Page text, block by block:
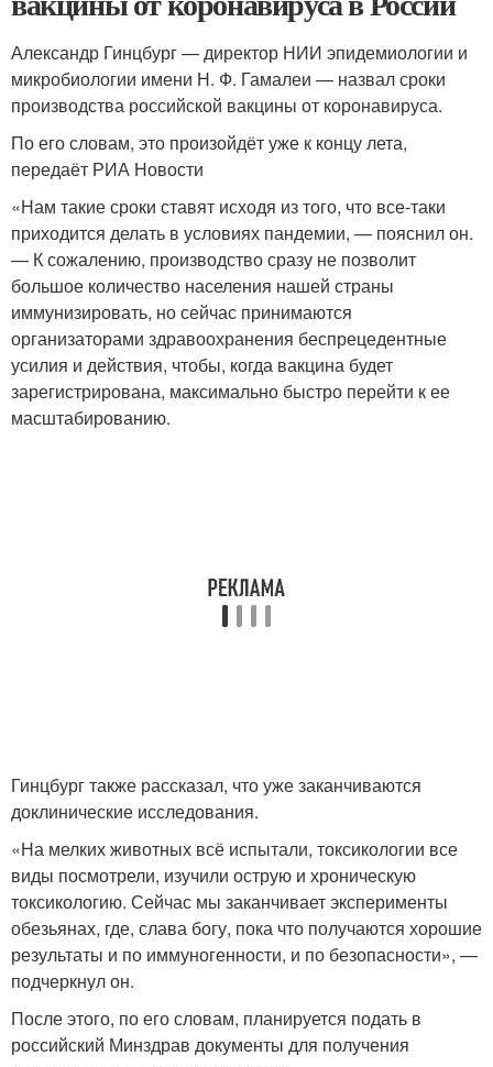
Александр Гинцбург — директор НИИ эпидемиологии и
микробиологии имени Н. Ф. Гамалеи — назвал сроки
производства российской вакцины от коронавируса.
По его словам, это произойдёт уже к концу лета,
передаёт РИА Новости
«Нам такие сроки ставят исходя из того, что все-таки
приходится делать в условиях пандемии, — пояснил он.
— К сожалению, производство сразу не позволит
большое количество населения нашей страны
иммунизировать, но сейчас принимаются
организаторами здравоохранения беспрецедентные
усилия и действия, чтобы, когда вакцина будет
зарегистрирована, максимально быстро перейти к ее
масштабированию.
Гинцбург также рассказал, что уже заканчиваются
доклинические исследования.
«На мелких животных всё испытали, токсикологии все
виды посмотрели, изучили острую и хроническую
токсикологию. Сейчас мы заканчивает эксперименты
обезьянах, где, слава богу, пока что получаются хорошие
результаты и по иммуногенности, и по безопасности», —
подчеркнул он.
После этого, по его словам, планируется подать в
российский Минздрав документы для получения